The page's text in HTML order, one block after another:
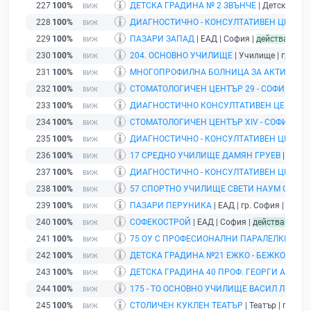
227 100% ДЕТСКА ГРАДИНА № 2 ЗВЪНЧЕ | Детска
228 100%
ДИАГНОСТИЧНО - КОНСУЛТАТИВЕН ЦЕНТЪР
229 100% ПАЗАРИ ЗАПАД | ЕАД | София | действащ
230 100% 204. ОСНОВНО УЧИЛИЩЕ | Училище | гр.
231 100%
МНОГОПРОФИЛНА БОЛНИЦА ЗА АКТИВНО
232 100% СТОМАТОЛОГИЧЕН ЦЕНТЪР 29 - СОФИЯ
233 100%
ДИАГНОСТИЧНО КОНСУЛТАТИВЕН ЦЕНТЪР
234 100% СТОМАТОЛОГИЧЕН ЦЕНТЪР ХIV - СОФИЯ
235 100%
ДИАГНОСТИЧНО - КОНСУЛТАТИВЕН
236 100% 17 СРЕДНО УЧИЛИЩЕ ДАМЯН ГРУЕВ
237 100%
ДИАГНОСТИЧНО - КОНСУЛТАТИВЕН
238 100%
57 СПОРТНО УЧИЛИЩЕ СВЕТИ НАУМ
239 100% ПАЗАРИ ПЕРУНИКА | ЕАД | гр. София |
240 100% СОФЕКОСТРОЙ | ЕАД | София | действащ
241 100%
75 ОУ С ПРОФЕСИОНАЛНИ ПАРАЛЕЛКИ
242 100% ДЕТСКА ГРАДИНА №21 ЕЖКО - БЕЖКО
243 100%
ДЕТСКА ГРАДИНА 40 ПРОФ. ГЕОРГИ
244 100%
175 - ТО ОСНОВНО УЧИЛИЩЕ ВАСИЛ ЛЕВСКИ
245 100% СТОЛИЧЕН КУКЛЕН ТЕАТЪР | Театър | гр.